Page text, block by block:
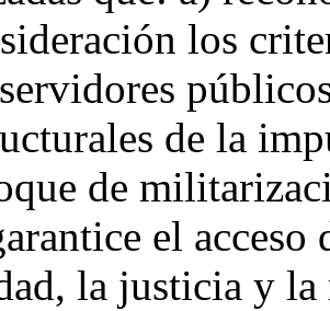
los
de la
de
el acceso
la justicia y la